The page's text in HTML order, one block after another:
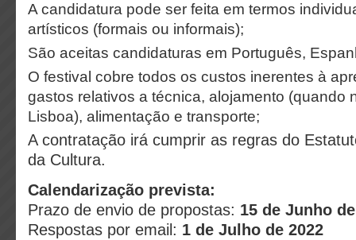
A candidatura pode ser feita em termos
artísticos (formais ou informais);
São aceitas candidaturas em Português,
O festival cobre todos os custos inerentes à
gastos relativos a técnica, alojamento (quando
Lisboa), alimentação e transporte;
A contratação irá cumprir as regras do
da Cultura.
Calendarização prevista:
Prazo de envio de propostas: 15 de Junho
Respostas por email: 1 de Julho de 2022